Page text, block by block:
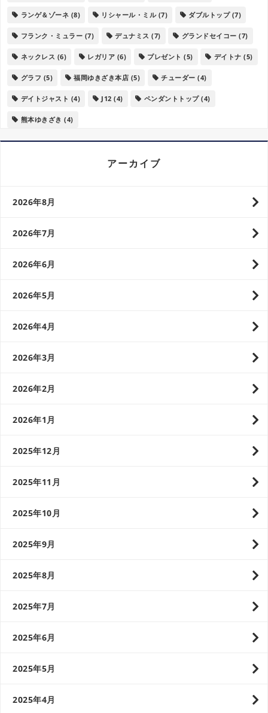
ランゲ＆ゾーネ (8) リシャール・ミル(7) ダブルトップ(7)
フランク・ミュラー (7) デュナミス (7) グランドセイコー (7)
ネックレス (6) レガリア (6) プレゼント (5) デイトナ (5)
グラフ (5) 福岡ゆきざき本店 (5) チューダー (4)
デイトジャスト (4) J12 (4) ペンダントトップ(4)
熊本ゆきざき (4)
アーカイブ
2026年8月
2026年7月
2026年6月
2026年5月
2026年4月
2026年3月
2026年2月
2026年1月
2025年12月
2025年11月
2025年10月
2025年9月
2025年8月
2025年7月
2025年6月
2025年5月
2025年4月